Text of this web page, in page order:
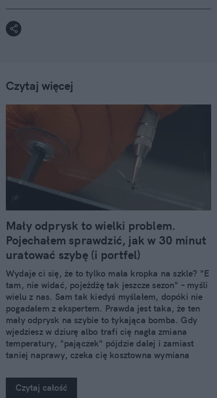
Czytaj więcej
Mały odprysk to wielki problem.
Pojechałem sprawdzić, jak w 30 minut
uratować szybę (i portfel)
Wydaje ci się, że to tylko mała kropka na szkle? "E
tam, nie widać, pojeżdżę tak jeszcze sezon" – myśli
wielu z nas. Sam tak kiedyś myślałem, dopóki nie
pogadałem z ekspertem. Prawda jest taka, że ten
mały odprysk na szybie to tykająca bomba. Gdy
wjedziesz w dziurę albo trafi cię nagła zmiana
temperatury, "pajączek" pójdzie dalej i zamiast
taniej naprawy, czeka cię kosztowna wymiana
na własne oczy zobaczyć, jak profesjonaliści radzą
sobie z takimi uszkodzeniami.
Czytaj całość